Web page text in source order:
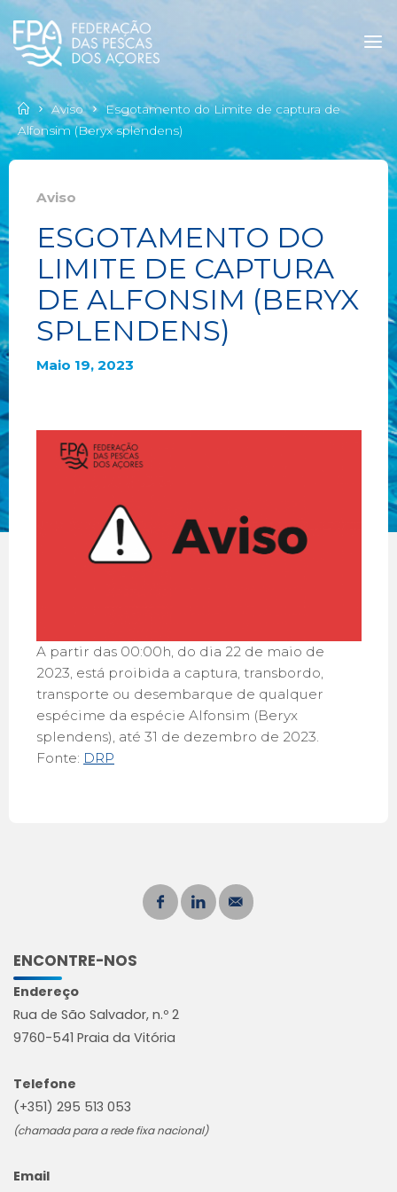
Aviso
Esgotamento do Limite de captura de
Alfonsim (Beryx splendens)
Aviso
ESGOTAMENTO DO
LIMITE DE CAPTURA
DE ALFONSIM (BERYX
SPLENDENS)
Maio 19, 2023
A partir das 00:00h, do dia 22 de maio de
2023, está proibida a captura, transbordo,
transporte ou desembarque de qualquer
espécime da espécie Alfonsim (Beryx
splendens), até 31 de dezembro de 2023.
Fonte: DRP
ENCONTRE-NOS
Endereço
Rua de São Salvador, n.º 2
9760-541 Praia da Vitória
Telefone
(+351) 295 513 053
(chamada para a rede fixa nacional)
Email